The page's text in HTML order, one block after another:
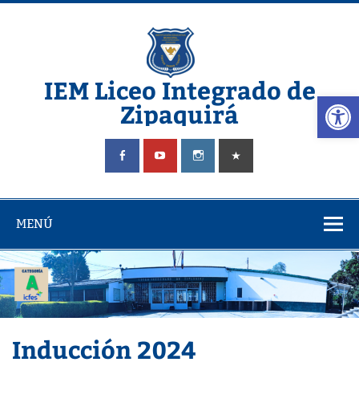
Abrir
IEM Liceo Integrado de
Zipaquirá
Pagina del Liceo Integrado Zipaquira
MENÚ
Inducción 2024